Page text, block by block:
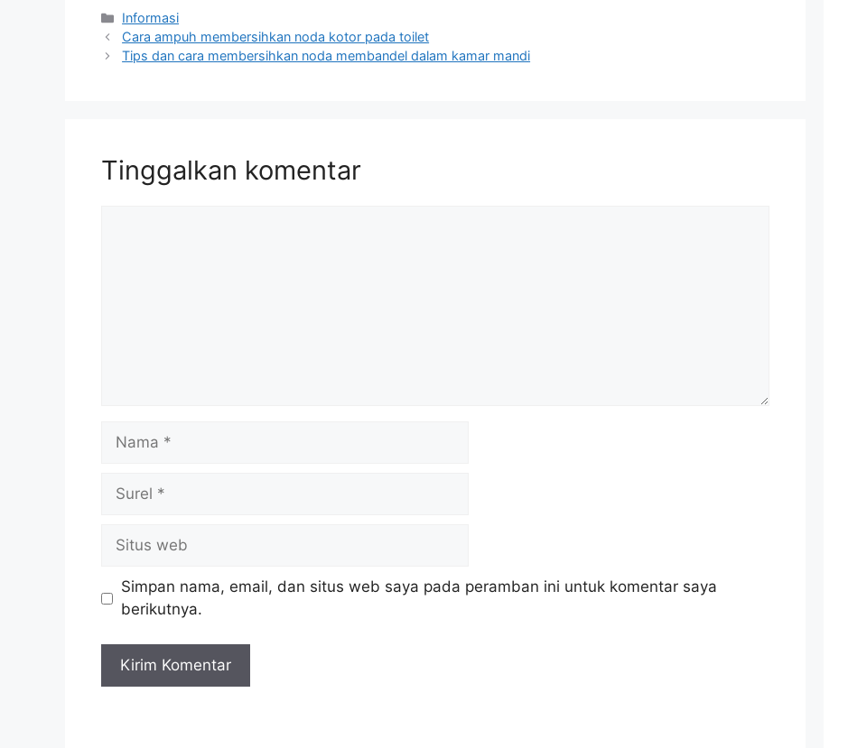
Kategori
Informasi
Cara ampuh membersihkan noda kotor pada toilet
Tips dan cara membersihkan noda membandel dalam kamar mandi
Tinggalkan komentar
Nama
Surel
Situs
web
Simpan nama, email, dan situs web saya pada peramban ini untuk komentar saya
berikutnya.